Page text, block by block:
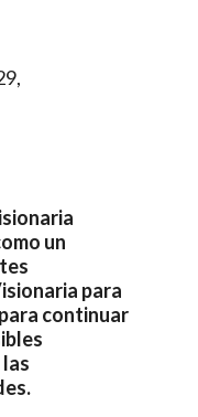
un
para
continuar